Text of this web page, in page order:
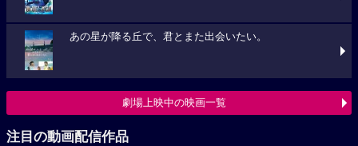
あの星が降る丘で、君とまた出会いたい。
劇場上映中の映画一覧
注目の動画配信作品